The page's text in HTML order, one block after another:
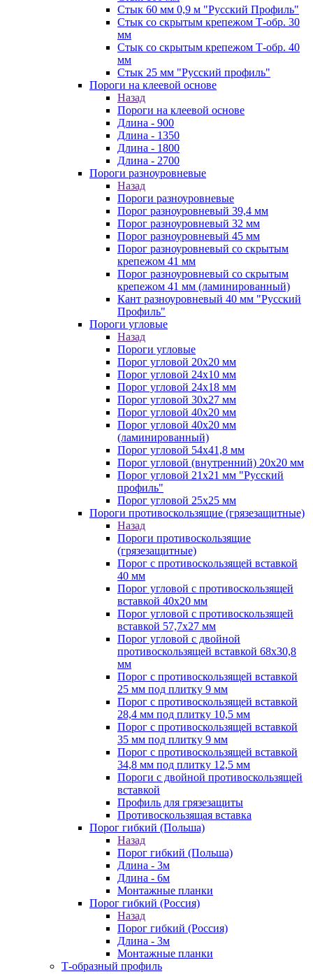
Стык 60 мм 0,9 м "Русский Профиль"
Стык со скрытым крепежом Т-обр. 30
мм
Стык со скрытым крепежом Т-обр. 40
мм
Стык 25 мм "Русский профиль"
Пороги на клеевой основе
Назад
Пороги на клеевой основе
Длина - 900
Длина - 1350
Длина - 1800
Длина - 2700
Пороги разноуровневые
Назад
Пороги разноуровневые
Порог разноуровневый 39,4 мм
Порог разноуровневый 32 мм
Порог разноуровневый 45 мм
Порог разноуровневый со скрытым
крепежом 41 мм
Порог разноуровневый со скрытым
крепежом 41 мм (ламинированный)
Кант разноуровневый 40 мм "Русский
Профиль"
Пороги угловые
Назад
Пороги угловые
Порог угловой 20х20 мм
Порог угловой 24х10 мм
Порог угловой 24х18 мм
Порог угловой 30х27 мм
Порог угловой 40х20 мм
Порог угловой 40х20 мм
(ламинированный)
Порог угловой 54х41,8 мм
Порог угловой (внутренний) 20х20 мм
Порог угловой 21х21 мм "Русский
профиль"
Порог угловой 25х25 мм
Пороги противоскользящие (грязезащитные)
Назад
Пороги противоскользящие
(грязезащитные)
Порог с противоскользящей вставкой
40 мм
Порог угловой с противоскользящей
вставкой 40х20 мм
Порог угловой с противоскользящей
вставкой 57,7х27 мм
Порог угловой с двойной
противоскользящей вставкой 68х30,8
мм
Порог с противоскользящей вставкой
25 мм под плитку 9 мм
Порог с противоскользящей вставкой
28,4 мм под плитку 10,5 мм
Порог с противоскользящей вставкой
35 мм под плитку 9 мм
Порог с противоскользящей вставкой
34,8 мм под плитку 12,5 мм
Пороги с двойной противоскользящей
вставкой
Профиль для грязезащиты
Противоскользящая вставка
Порог гибкий (Польша)
Назад
Порог гибкий (Польша)
Длина - 3м
Длина - 6м
Монтажные планки
Порог гибкий (Россия)
Назад
Порог гибкий (Россия)
Длина - 3м
Монтажные планки
Т-образный профиль